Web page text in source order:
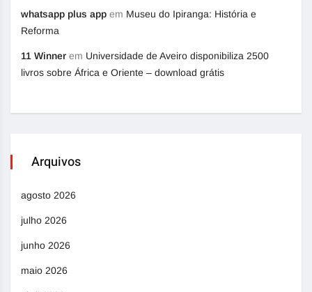
whatsapp plus app em Museu do Ipiranga: História e
Reforma
11 Winner em Universidade de Aveiro disponibiliza 2500
livros sobre África e Oriente – download grátis
Arquivos
agosto 2026
julho 2026
junho 2026
maio 2026